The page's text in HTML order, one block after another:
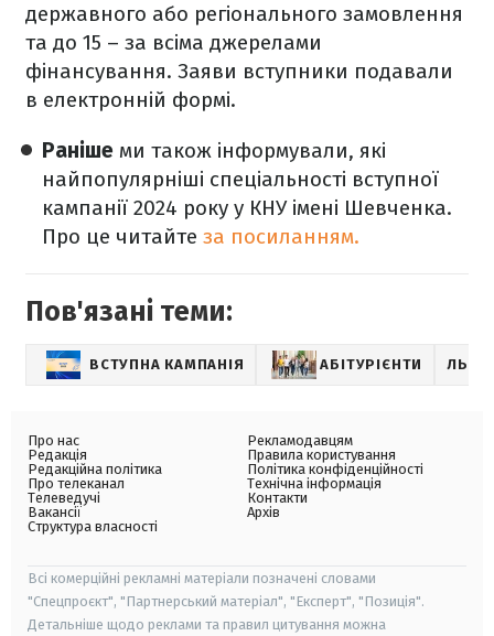
державного або регіонального замовлення
та до 15 – за всіма джерелами
фінансування. Заяви вступники подавали
в електронній формі.
Раніше ми також інформували, які
найпопулярніші спеціальності вступної
кампанії 2024 року у КНУ імені Шевченка.
Про це читайте за посиланням.
Пов'язані теми:
ВСТУПНА КАМПАНІЯ АБІТУРІЄНТИ ЛЬВІВ
Про нас
Редакція
Редакційна політика
Про телеканал
Телеведучі
Вакансії
Структура власності
Рекламодавцям
Правила користування
Політика конфіденційності
Технічна інформація
Контакти
Архів
Всі комерційні рекламні матеріали позначені словами
"Спецпроєкт", "Партнерський матеріал", "Експерт", "Позиція".
Детальніше щодо реклами та правил цитування можна